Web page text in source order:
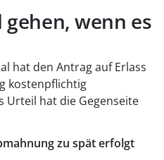
wenn es
hat den Antrag auf Erlass
kostenpflichtig
Urteil hat die Gegenseite
zu spät erfolgt